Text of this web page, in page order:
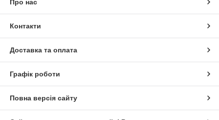
Про нас
Контакти
Доставка та оплата
Графік роботи
Повна версія сайту